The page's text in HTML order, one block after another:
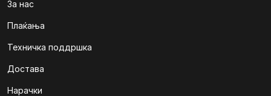
За нас
Плаќања
Техничка поддршка
Достава
Нарачки